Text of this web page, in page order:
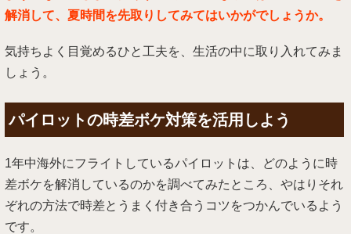
解消して、夏時間を先取りしてみてはいかがでしょうか。
気持ちよく目覚めるひと工夫を、生活の中に取り入れてみま
しょう。
パイロットの時差ボケ対策を活用しよう
1年中海外にフライトしているパイロットは、どのように時
差ボケを解消しているのかを調べてみたところ、やはりそれ
ぞれの方法で時差とうまく付き合うコツをつかんでいるよう
です。